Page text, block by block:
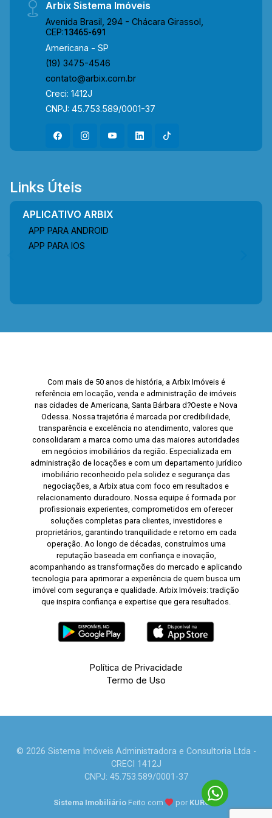
Arbix Sistema Imóveis
Avenida Brasil, 294 - Chácara Girassol,
CEP:13465-691
Americana - SP
(19) 3475-4546
contato@arbix.com.br
Creci: 1412J
CNPJ: 45.753.589/0001-37
Links Úteis
APLICATIVO ARBIX
APP PARA ANDROID
APP PARA IOS
Com mais de 50 anos de história, a Arbix Imóveis é
referência em locação, venda e administração de imóveis
nas cidades de Americana, Santa Bárbara d?Oeste e Nova
Odessa. Nossa trajetória é marcada por credibilidade,
transparência e excelência no atendimento, valores que
consolidaram a marca como uma das maiores autoridades
em negócios imobiliários da região. Especializada em
administração de locações e com um departamento jurídico
imobiliário reconhecido pela solidez e segurança das
negociações, a Arbix atua com foco em resultados e
relacionamento duradouro. Nossa equipe é formada por
profissionais experientes, comprometidos em oferecer
soluções completas para clientes, investidores e
proprietários, garantindo tranquilidade e retorno em cada
operação. Ao longo de décadas, construímos uma
reputação baseada em confiança e inovação,
acompanhando as transformações do mercado e aplicando
tecnologia para aprimorar a experiência de quem busca um
imóvel com segurança e qualidade. Arbix Imóveis: tradição
que inspira confiança e expertise que gera resultados.
Política de Privacidade
Termo de Uso
© 2026 Sistema Imóveis Administradora e Consultoria Ltda -
CRECI 1412J
CNPJ: 45.753.589/0001-37
Sistema Imobiliário Feito com por KUROLE